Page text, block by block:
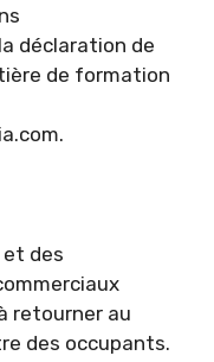
déclaration de
de formation
des
retourner au
des occupants.